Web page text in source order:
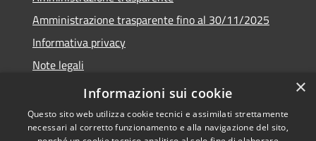
Amministrazione trasparente fino al 30/11/2025
Informativa privacy
Note legali
Dichiarazione di accessibilità
×
Informazioni sui cookie
Questo sito web utilizza cookie tecnici e assimilati strettamente
necessari al corretto funzionamento e alla navigazione del sito,